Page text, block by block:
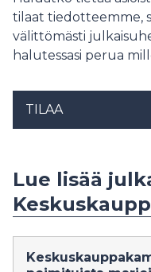
tilaat tiedotteemme,
välittömästi
halutessasi perua
TILAA
Lue lisää